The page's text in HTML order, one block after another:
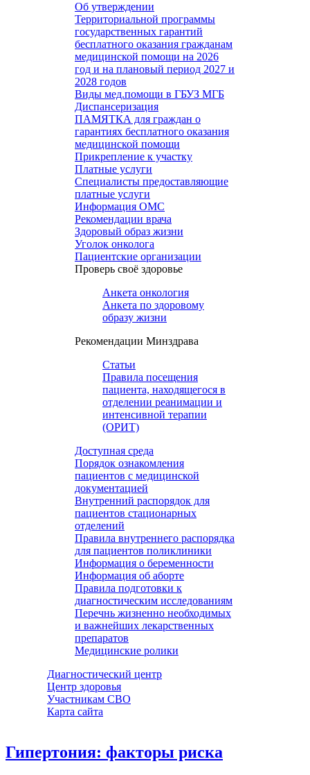
Об утверждении
Территориальной программы
государственных гарантий
бесплатного оказания гражданам
медицинской помощи на 2026
год и на плановый период 2027 и
2028 годов
Виды мед.помощи в ГБУЗ МГБ
Диспансеризация
ПАМЯТКА для граждан о
гарантиях бесплатного оказания
медицинской помощи
Прикрепление к участку
Платные услуги
Специалисты предоставляющие
платные услуги
Информация ОМС
Рекомендации врача
Здоровый образ жизни
Уголок онколога
Пациентские организации
Проверь своё здоровье
Анкета онкология
Анкета по здоровому
образу жизни
Рекомендации Минздрава
Статьи
Правила посещения
пациента, находящегося в
отделении реанимации и
интенсивной терапии
(ОРИТ)
Доступная среда
Порядок ознакомления
пациентов с медицинской
документацией
Внутренний распорядок для
пациентов стационарных
отделений
Правила внутреннего распорядка
для пациентов поликлиники
Информация о беременности
Информация об аборте
Правила подготовки к
диагностическим исследованиям
Перечнь жизненно необходимых
и важнейших лекарственных
препаратов
Медицинские ролики
Диагностический центр
Центр здоровья
Участникам СВО
Карта сайта
Гипертония: факторы риска